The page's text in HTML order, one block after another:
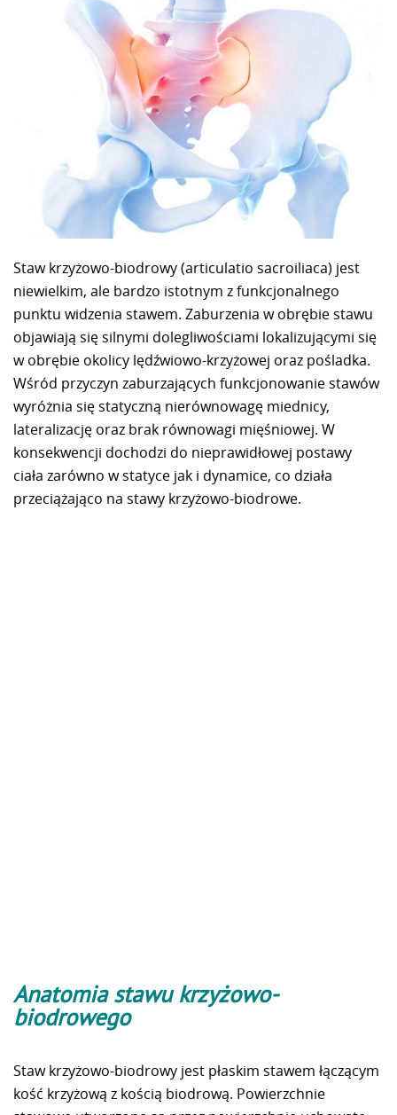
Staw krzyżowo-biodrowy (articulatio sacroiliaca) jest
niewielkim, ale bardzo istotnym z funkcjonalnego
punktu widzenia stawem. Zaburzenia w obrębie stawu
objawiają się silnymi dolegliwościami lokalizującymi się
w obrębie okolicy lędźwiowo-krzyżowej oraz pośladka.
Wśród przyczyn zaburzających funkcjonowanie stawów
wyróżnia się statyczną nierównowagę miednicy,
lateralizację oraz brak równowagi mięśniowej. W
konsekwencji dochodzi do nieprawidłowej postawy
ciała zarówno w statyce jak i dynamice, co działa
przeciążająco na stawy krzyżowo-biodrowe.
Anatomia stawu krzyżowo-
biodrowego
Staw krzyżowo-biodrowy jest płaskim stawem łączącym
kość krzyżową z kością biodrową. Powierzchnie